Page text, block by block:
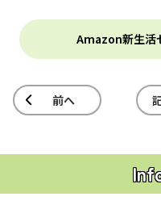
Amazon新生活
前へ